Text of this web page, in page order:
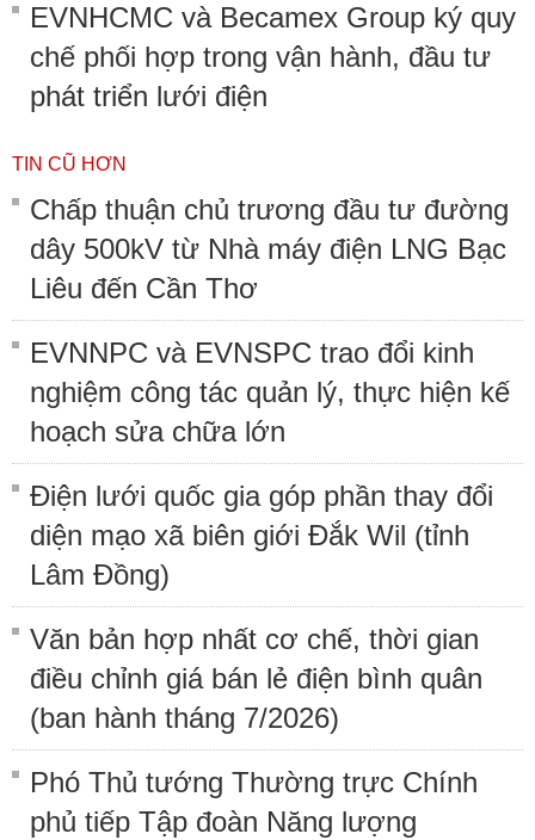
EVNHCMC và Becamex Group ký quy
chế phối hợp trong vận hành, đầu tư
phát triển lưới điện
TIN CŨ HƠN
Chấp thuận chủ trương đầu tư đường
dây 500kV từ Nhà máy điện LNG Bạc
Liêu đến Cần Thơ
EVNNPC và EVNSPC trao đổi kinh
nghiệm công tác quản lý, thực hiện kế
hoạch sửa chữa lớn
Điện lưới quốc gia góp phần thay đổi
diện mạo xã biên giới Đắk Wil (tỉnh
Lâm Đồng)
Văn bản hợp nhất cơ chế, thời gian
điều chỉnh giá bán lẻ điện bình quân
(ban hành tháng 7/2026)
Phó Thủ tướng Thường trực Chính
phủ tiếp Tập đoàn Năng lượng